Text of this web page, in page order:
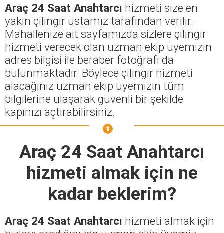
Araç 24 Saat Anahtarcı hizmeti size en
yakın çilingir ustamız tarafından verilir.
Mahallenize ait sayfamızda sizlere çilingir
hizmeti verecek olan uzman ekip üyemizin
adres bilgisi ile beraber fotoğrafı da
bulunmaktadır. Böylece çilingir hizmeti
alacağınız uzman ekip üyemizin tüm
bilgilerine ulaşarak güvenli bir şekilde
kapınızı açtırabilirsiniz.
Araç 24 Saat Anahtarcı
hizmeti almak için ne
kadar beklerim?
Araç 24 Saat Anahtarcı hizmeti almak için